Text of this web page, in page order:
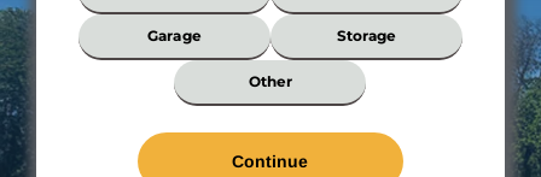
Garage Storage
Other